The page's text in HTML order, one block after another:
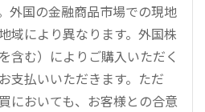
外国の金融商品市場での現地
域により異なります。外国株
含む）によりご購入いただく
支払いいただきます。ただ
においても、お客様との合意